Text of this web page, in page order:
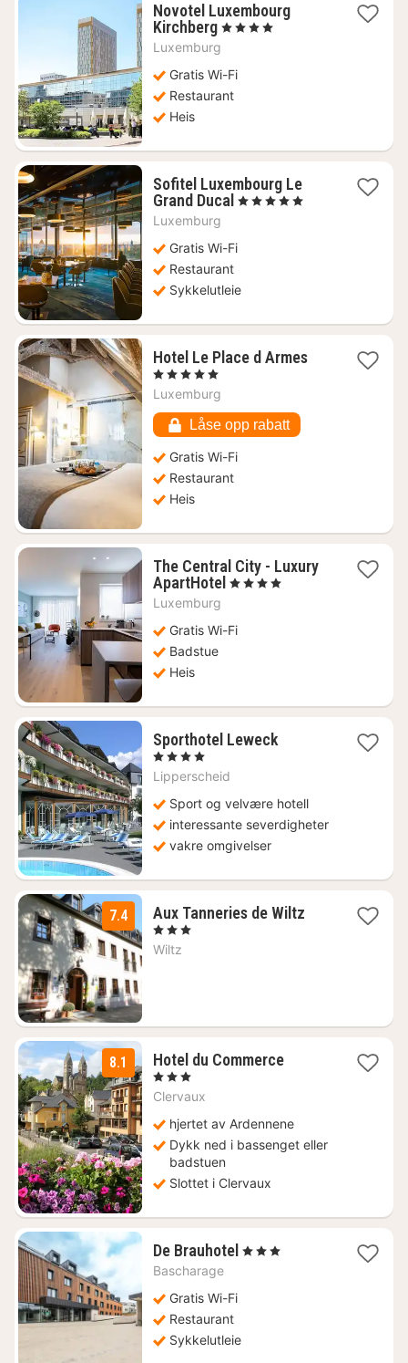
Novotel Luxembourg
Kirchberg1
natt
fra
1761
kr.
, 4 Stjerner
Luxemburg
Gratis Wi-Fi
Restaurant
Heis
Sofitel Luxembourg Le
Grand Ducal 1
2336
, 5 Stjerner
Luxemburg
Gratis Wi-Fi
Restaurant
Sykkelutleie
Hotel Le Place d Armes1
, 5 Stjerner
Luxemburg
Låse opp rabatt
Gratis Wi-Fi
Restaurant
Heis
The Central City - Luxury
ApartHotel 1
2259
, 4 Stjerner
Luxemburg
Gratis Wi-Fi
Badstue
Heis
Sporthotel Leweck1
kr.
, 4 Stjerner
Lipperscheid
Sport og velvære hotell
interessante severdigheter
vakre omgivelser
7.4 Aux Tanneries de Wiltz1
, 3 Stjerner
Wiltz
8.1 Hotel du Commerce3
kr.
, 3 Stjerner
Clervaux
hjertet av Ardennene
Dykk ned i bassenget eller
badstuen
Slottet i Clervaux
De Brauhotel 1
, 3 Stjerner
Bascharage
Gratis Wi-Fi
Restaurant
Sykkelutleie